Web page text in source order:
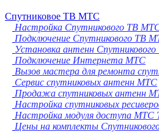
Спутниковое ТВ МТС
Настройка Спутникового ТВ
Подключение Спутникового ТВ
Установка антенн
Подключение Интернета МТС
Вызов мастера для ремонта
Сервис спутниковых антенн МТС
Продажа спутниковых антенн
Настройка спутниковых
Настройка модуля доступа МТС
Цены на комплекты